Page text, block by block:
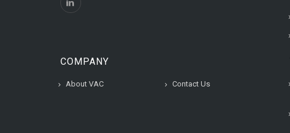
COMPANY
About VAC Contact Us